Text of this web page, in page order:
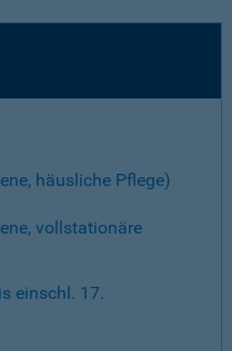
häusliche Pflege)
vollstationäre
einschl. 17.